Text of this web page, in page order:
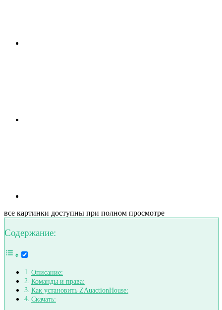
все картинки доступны при полном просмотре
Содержание:
Описание:
Команды и права:
Как установить ZAuactionHouse:
Скачать: